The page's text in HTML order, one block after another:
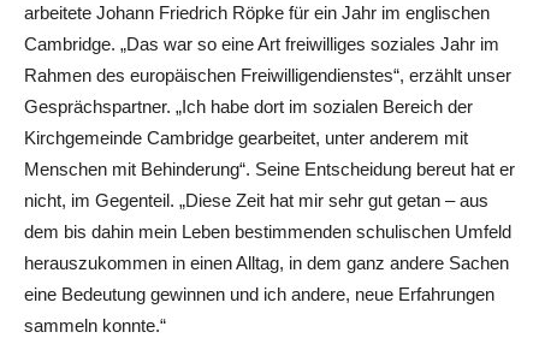
arbeitete Johann Friedrich Röpke für ein Jahr im englischen
Cambridge. „Das war so eine Art freiwilliges soziales Jahr im
Rahmen des europäischen Freiwilligendienstes“, erzählt unser
Gesprächspartner. „Ich habe dort im sozialen Bereich der
Kirchgemeinde Cambridge gearbeitet, unter anderem mit
Menschen mit Behinderung“. Seine Entscheidung bereut hat er
nicht, im Gegenteil. „Diese Zeit hat mir sehr gut getan – aus
dem bis dahin mein Leben bestimmenden schulischen Umfeld
herauszukommen in einen Alltag, in dem ganz andere Sachen
eine Bedeutung gewinnen und ich andere, neue Erfahrungen
sammeln konnte.“